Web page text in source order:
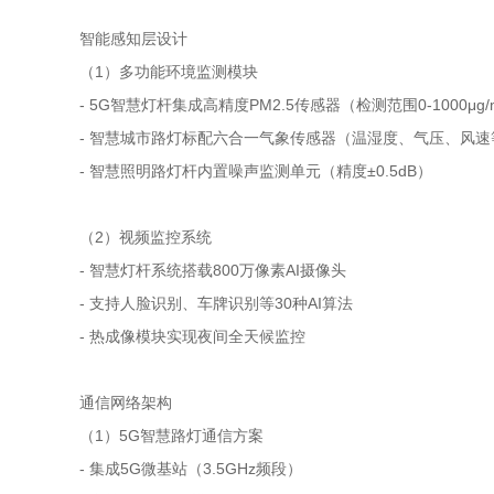
智能感知层设计
（1）多功能环境监测模块
- 5G智慧灯杆集成高精度PM2.5传感器（检测范围0-1000μg/
- 智慧城市路灯标配六合一气象传感器（温湿度、气压、风速
- 智慧照明路灯杆内置噪声监测单元（精度±0.5dB）
（2）视频监控系统
- 智慧灯杆系统搭载800万像素AI摄像头
- 支持人脸识别、车牌识别等30种AI算法
- 热成像模块实现夜间全天候监控
通信网络架构
（1）5G智慧路灯通信方案
- 集成5G微基站（3.5GHz频段）